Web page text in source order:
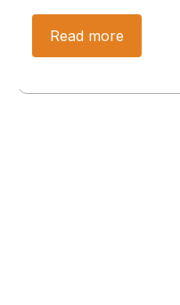
Read more